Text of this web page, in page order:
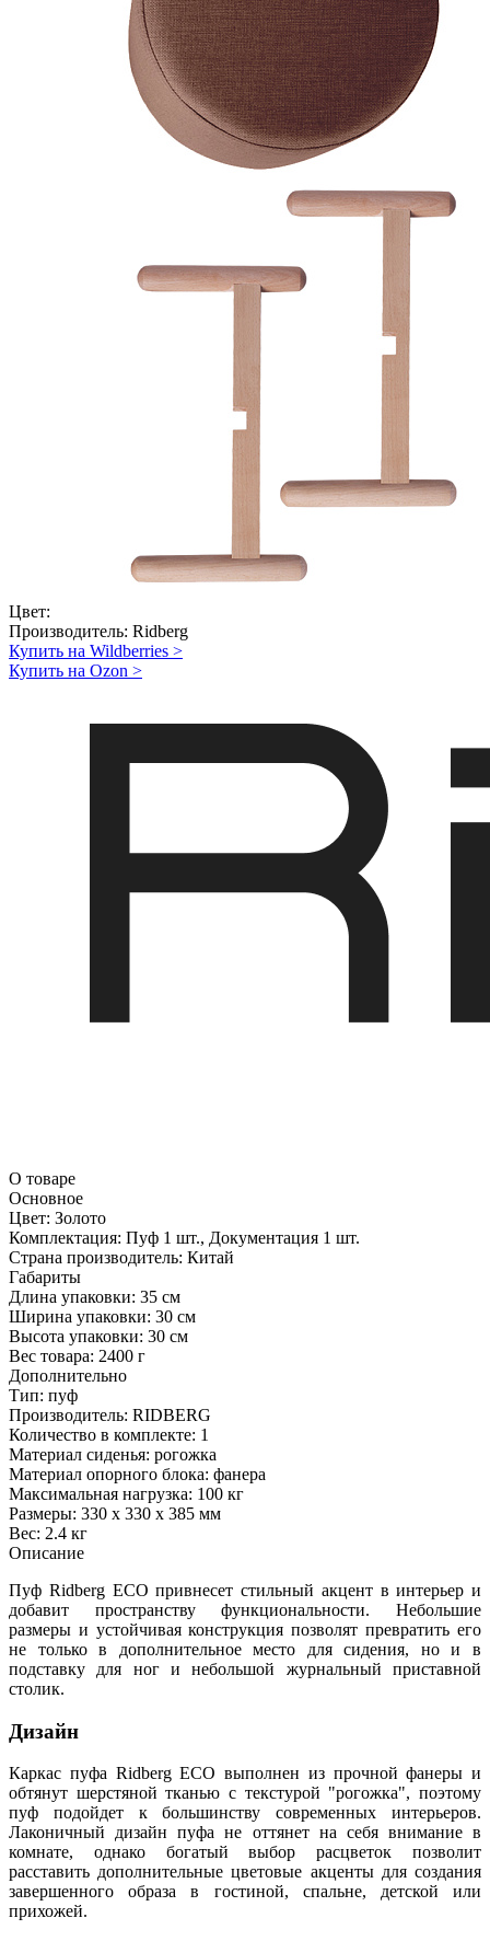
Цвет:
Производитель: Ridberg
Купить на Wildberries >
Купить на Ozon >
О товаре
Основное
Цвет: Золото
Комплектация: Пуф 1 шт., Документация 1 шт.
Страна производитель: Китай
Габариты
Длина упаковки: 35 см
Ширина упаковки: 30 см
Высота упаковки: 30 см
Вес товара: 2400 г
Дополнительно
Тип: пуф
Производитель: RIDBERG
Количество в комплекте: 1
Материал сиденья: рогожка
Материал опорного блока: фанера
Максимальная нагрузка: 100 кг
Размеры: 330 х 330 х 385 мм
Вес: 2.4 кг
Описание
Пуф Ridberg ECO привнесет стильный акцент в интерьер и
добавит пространству функциональности. Небольшие
размеры и устойчивая конструкция позволят превратить его
не только в дополнительное место для сидения, но и в
подставку для ног и небольшой журнальный приставной
столик.
Дизайн
Каркас пуфа Ridberg ECO выполнен из прочной фанеры и
обтянут шерстяной тканью с текстурой "рогожка", поэтому
пуф подойдет к большинству современных интерьеров.
Лаконичный дизайн пуфа не оттянет на себя внимание в
комнате, однако богатый выбор расцветок позволит
расставить дополнительные цветовые акценты для создания
завершенного образа в гостиной, спальне, детской или
прихожей.